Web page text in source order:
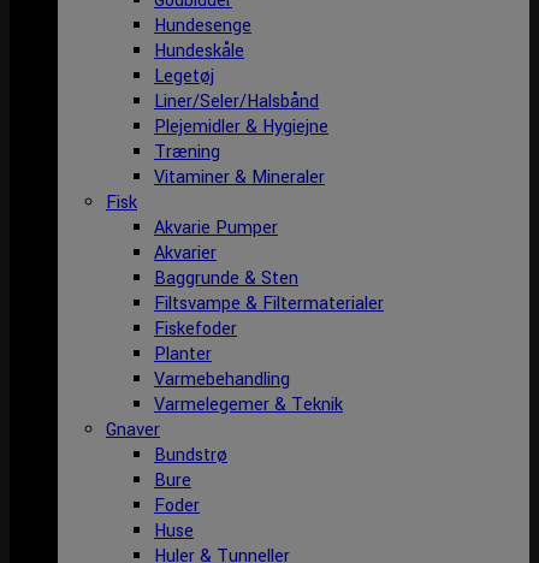
Hundesenge
Hundeskåle
Legetøj
Liner/Seler/Halsbånd
Plejemidler & Hygiejne
Træning
Vitaminer & Mineraler
Fisk
Akvarie Pumper
Akvarier
Baggrunde & Sten
Filtsvampe & Filtermaterialer
Fiskefoder
Planter
Varmebehandling
Varmelegemer & Teknik
Gnaver
Bundstrø
Bure
Foder
Huse
Huler & Tunneller